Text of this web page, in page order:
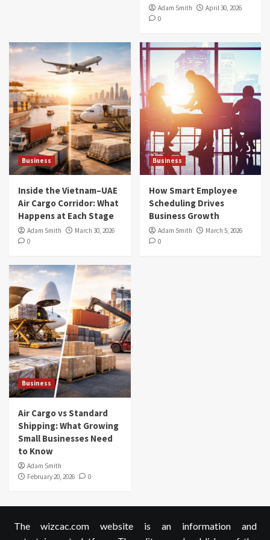
Adam Smith
April 30, 2026
0
Business
Inside the Vietnam–UAE
Air Cargo Corridor: What
Happens at Each Stage
Adam Smith
March 30, 2026
0
Business
How Smart Employee
Scheduling Drives
Business Growth
Adam Smith
March 5, 2026
0
Business
Air Cargo vs Standard
Shipping: What Growing
Small Businesses Need
to Know
Adam Smith
February 20, 2026
0
The wizcac.com website is an information and